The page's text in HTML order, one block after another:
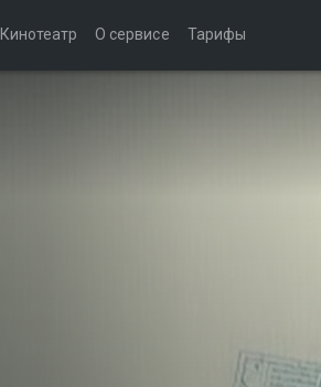
Кинотеатр О сервисе Тарифы